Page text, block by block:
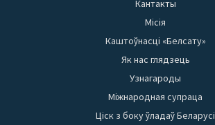
Кантакты
Місія
Каштоўнасці «Белсату»
Як нас глядзець
Узнагароды
Міжнародная супраца
Ціск з боку ўладаў Беларусі